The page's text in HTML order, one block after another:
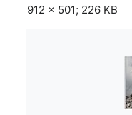
912 × 501; 226 KB